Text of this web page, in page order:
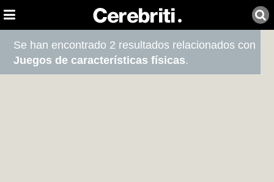
Se han encontrado 2 resultados relacionados con
Juegos de características físicas.